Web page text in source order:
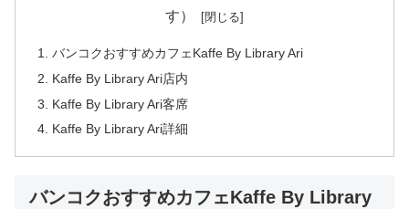
す）
バンコクおすすめカフェKaffe By Library Ari
Kaffe By Library Ari店内
Kaffe By Library Ari客席
Kaffe By Library Ari詳細
バンコクおすすめカフェKaffe By Library